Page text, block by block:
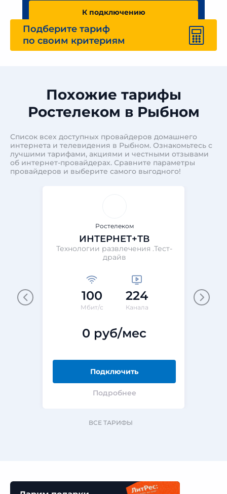
К подключению
Подберите тариф
по своим критериям
Похожие тарифы
Ростелеком в Рыбном
Список всех доступных провайдеров домашнего
интернета и телевидения в Рыбном. Ознакомьтесь с
лучшими тарифами, акциями и честными отзывами
об интернет-провайдерах. Сравните параметры
провайдеров и выберите самого выгодного!
Ростелеком
ИНТЕРНЕТ+ТВ
Технологии развлечения .Тест-
драйв
100
Мбит/с
224
Канала
0 руб/мес
Подключить
Подробнее
ВСЕ ТАРИФЫ